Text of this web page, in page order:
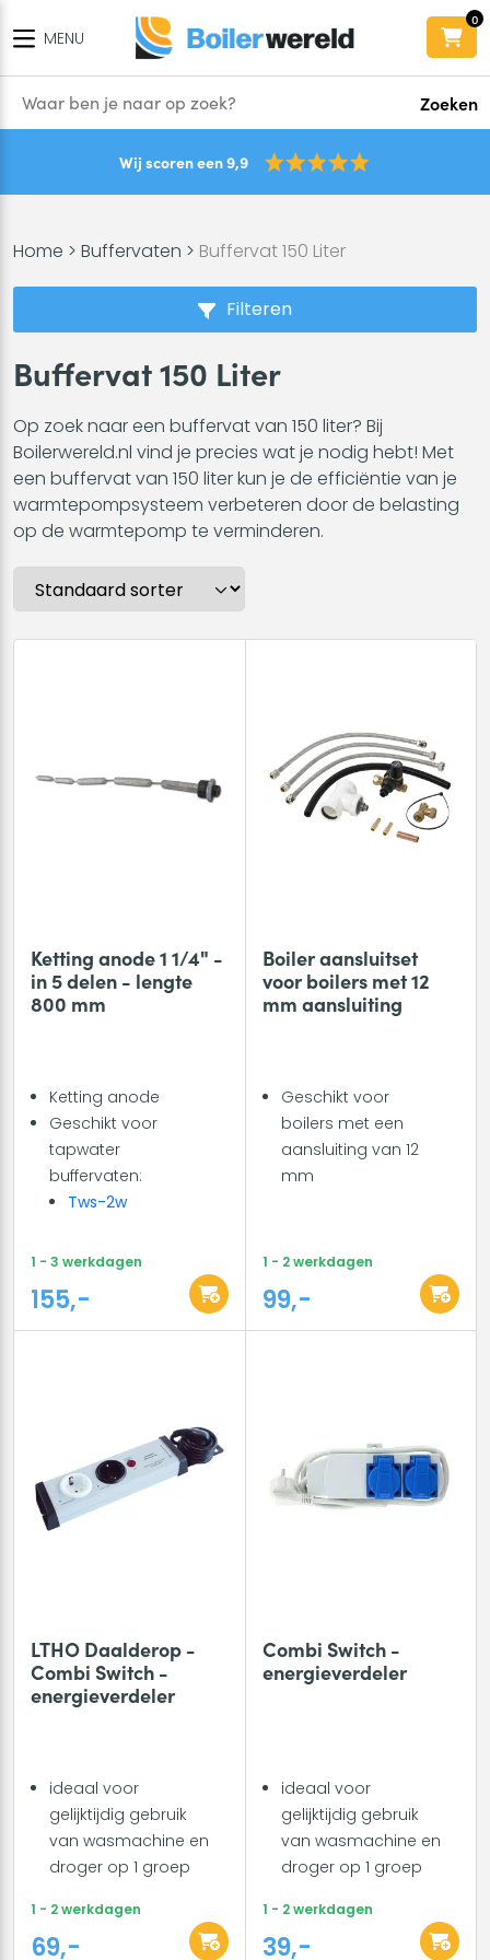
MENU
0
Zoeken
Wij scoren een 9,9
Home > Buffervaten > Buffervat 150 Liter
Filteren
Buffervat 150 Liter
Op zoek naar een buffervat van 150 liter? Bij
Boilerwereld.nl vind je precies wat je nodig hebt! Met
een buffervat van 150 liter kun je de efficiëntie van je
warmtepompsysteem verbeteren door de belasting
op de warmtepomp te verminderen.
Ketting anode 1 1/4" -
in 5 delen - lengte
800 mm
Ketting anode
Geschikt voor
tapwater
buffervaten:
Tws-2w
1 - 3 werkdagen
155,-
Boiler aansluitset
voor boilers met 12
mm aansluiting
Geschikt voor
boilers met een
aansluiting van 12
mm
1 - 2 werkdagen
99,-
LTHO Daalderop -
Combi Switch -
energieverdeler
ideaal voor
gelijktijdig gebruik
van wasmachine en
droger op 1 groep
1 - 2 werkdagen
69,-
Combi Switch -
energieverdeler
ideaal voor
gelijktijdig gebruik
van wasmachine en
droger op 1 groep
1 - 2 werkdagen
39,-